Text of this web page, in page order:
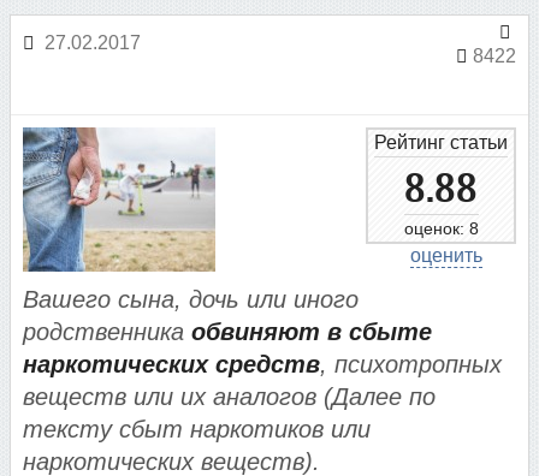
ЮР НОВОСТИ
27.02.2017
8422
8.88
8
оценить
Вашего сына, дочь или иного
родственника обвиняют в сбыте
наркотических средств, психотропных
веществ или их аналогов (Далее по
тексту сбыт наркотиков или
наркотических веществ).